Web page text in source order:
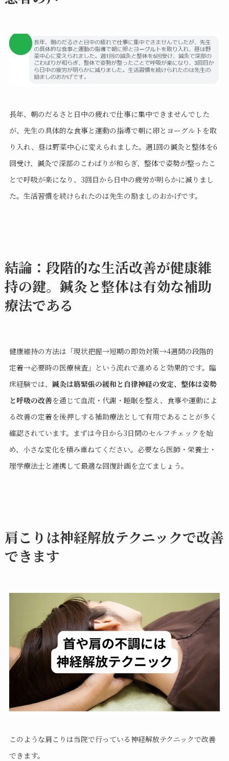
長年、朝のだるさと日中の疲れで仕事に集中できませんでした
が、先生の具体的な食事と運動の指導で朝に卵とヨーグルトを取
り入れ、昼は野菜中心に変えられました。週1回の鍼灸と整体を6
回受け、鍼灸で深部のこわばりが和らぎ、整体で姿勢が整ったこ
とで呼吸が楽になり、3回目から日中の疲労が明らかに減りまし
た。生活習慣を続けられたのは先生の励ましのおかげです。
結論：段階的な生活改善が健康維
持の鍵。鍼灸と整体は有効な補助
療法である
健康維持の方法は「現状把握→短期の即効対策→4週間の段階的
定着→必要時の医療検査」という流れで進めると効果的です。臨
床経験では、 鍼灸は筋緊張の緩和と自律神経の安定、整体は姿勢
と呼吸の改善を通じて血流・代謝・睡眠を整え、食事や運動によ
る改善の定着を後押しする補助療法として有用であることが多く
確認されています。まずは今日から3日間のセルフチェックを始
め、小さな変化を積み重ねてください。必要なら医師・栄養士・
理学療法士と連携して最適な回復計画を立てましょう。
肩こりは神経解放テクニックで改善
できます
このような肩こりは当院で行っている神経解放テクニックで改善
できます。